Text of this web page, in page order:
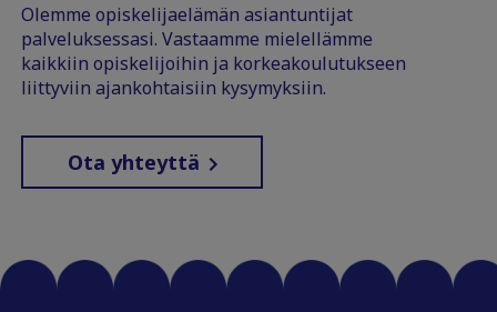
Olemme opiskelijaelämän asiantuntijat
palveluksessasi. Vastaamme mielellämme
kaikkiin opiskelijoihin ja korkeakoulutukseen
liittyviin ajankohtaisiin kysymyksiin.
Ota yhteyttä